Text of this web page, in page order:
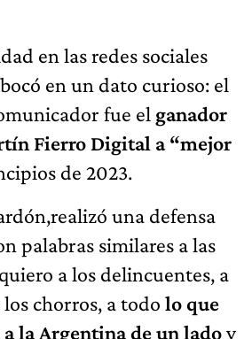
en las redes sociales
en un dato curioso: el
fue el ganador
Fierro Digital a “mejor
de 2023.
una defensa
palabras similares a las
a los delincuentes, a
chorros, a todo lo que
la Argentina de un ladoy